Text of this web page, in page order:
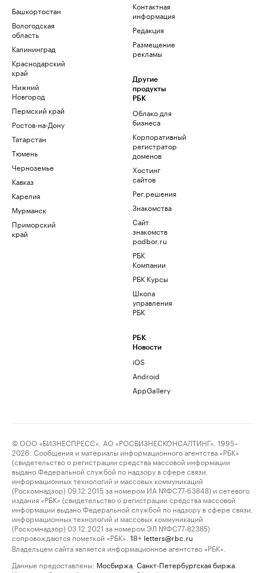
Башкортостан
Вологодская
область
Калининград
Краснодарский
край
Нижний
Новгород
Пермский край
Ростов-на-Дону
Татарстан
Тюмень
Черноземье
Кавказ
Карелия
Мурманск
Приморский
край
Контактная
информация
Редакция
Размещение
рекламы
Другие
продукты
РБК
Облако для
бизнеса
Корпоративный
регистратор
доменов
Хостинг
сайтов
Рег.решения
Знакомства
Сайт
знакомств
podbor.ru
РБК
Компании
РБК Курсы
Школа
управления
РБК
РБК
Новости
iOS
Android
AppGallery
© ООО «БИЗНЕСПРЕСС», АО «РОСБИЗНЕСКОНСАЛТИНГ», 1995–
2026. Сообщения и материалы информационного агентства «РБК»
(свидетельство о регистрации средства массовой информации
выдано Федеральной службой по надзору в сфере связи,
информационных технологий и массовых коммуникаций
(Роскомнадзор) 09.12.2015 за номером ИА №ФС77-63848) и сетевого
издания «РБК» (свидетельство о регистрации средства массовой
информации выдано Федеральной службой по надзору в сфере связи,
информационных технологий и массовых коммуникаций
(Роскомнадзор) 03.12.2021 за номером ЭЛ №ФС77-82385)
сопровождаются пометкой «РБК».
18+ letters@rbc.ru
Владельцем сайта является информационное агентство «РБК».
Данные предоставлены: Мосбиржа Санкт-Петербургская биржа